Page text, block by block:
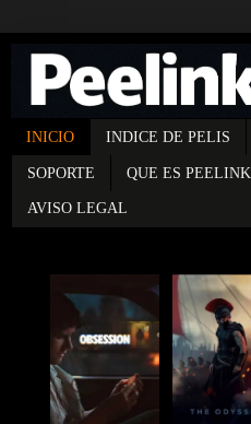
INICIO INDICE DE PELIS
SOPORTE QUE ES PEELINK
AVISO LEGAL